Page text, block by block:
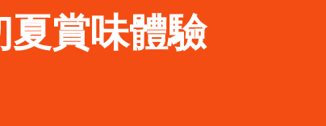
賞味體驗